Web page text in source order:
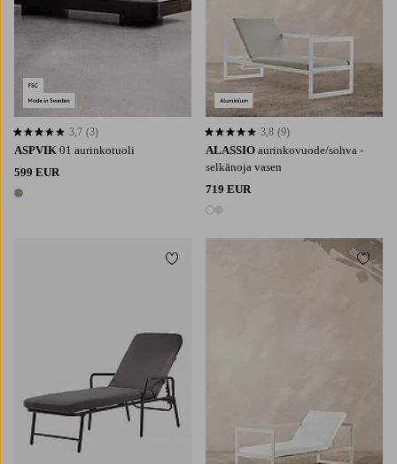
ASPVIK 01 aurinkotuoli
599 EUR
1 väri
3,7 perustuen 3 arvosanaan
3,7 (3)
ALASSIO aurinkovuode/sohva -
selkänoja vasen
719 EUR
2 värejä
3,8 perustuen 9 arvosanaan
3,8 (9)
Lisää suosikkeihin Lisää